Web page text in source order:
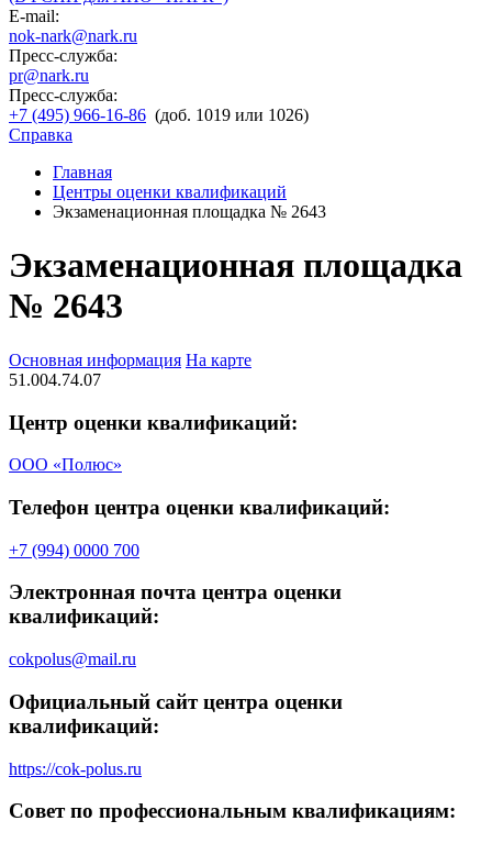
E-mail:
nok-nark@nark.ru
Пресс-служба:
pr@nark.ru
Пресс-служба:
+7 (495) 966-16-86 (доб. 1019 или 1026)
Справка
Главная
Центры оценки квалификаций
Экзаменационная площадка № 2643
Экзаменационная площадка
№ 2643
Основная информация На карте
51.004.74.07
Центр оценки квалификаций:
ООО «Полюс»
Телефон центра оценки квалификаций:
+7 (994) 0000 700
Электронная почта центра оценки
квалификаций:
cokpolus@mail.ru
Официальный сайт центра оценки
квалификаций:
https://cok-polus.ru
Совет по профессиональным квалификациям: